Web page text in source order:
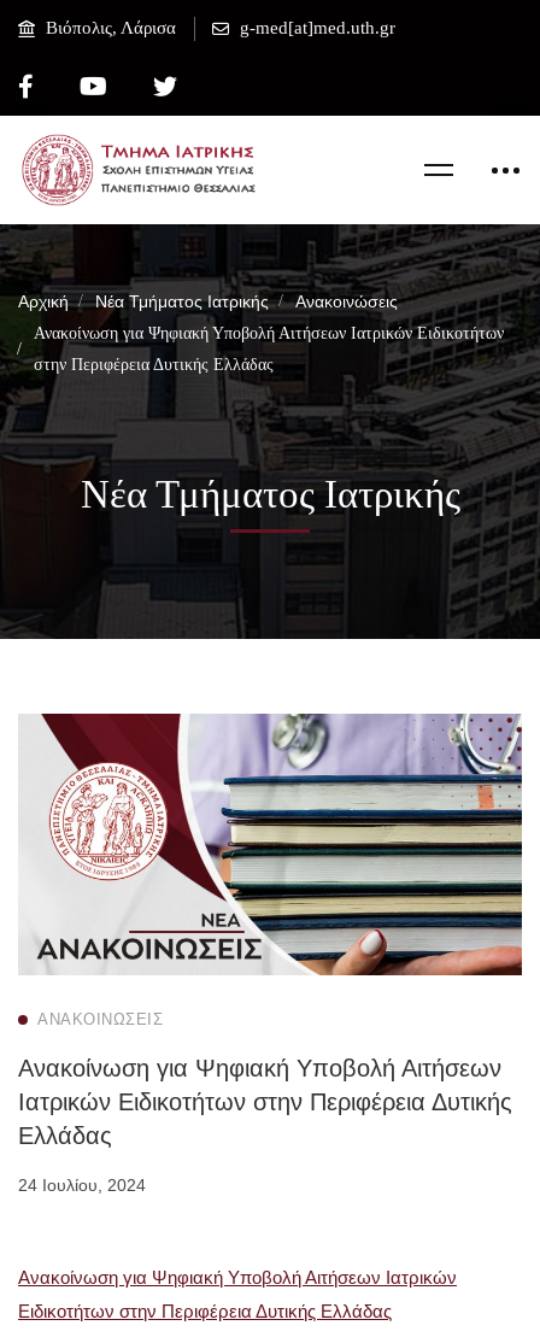
Βιόπολις, Λάρισα g-med[at]med.uth.gr
Αρχική Νέα Τμήματος Ιατρικής Ανακοινώσεις
Ανακοίνωση για Ψηφιακή Υποβολή Αιτήσεων Ιατρικών Ειδικοτήτων
στην Περιφέρεια Δυτικής Ελλάδας
Νέα Τμήματος Ιατρικής
ΑΝΑΚΟΙΝΏΣΕΙΣ
Ανακοίνωση για Ψηφιακή Υποβολή Αιτήσεων
Ιατρικών Ειδικοτήτων στην Περιφέρεια Δυτικής
Ελλάδας
24 Ιουλίου, 2024
Ανακοίνωση για Ψηφιακή Υποβολή Αιτήσεων Ιατρικών
Ειδικοτήτων στην Περιφέρεια Δυτικής Ελλάδας